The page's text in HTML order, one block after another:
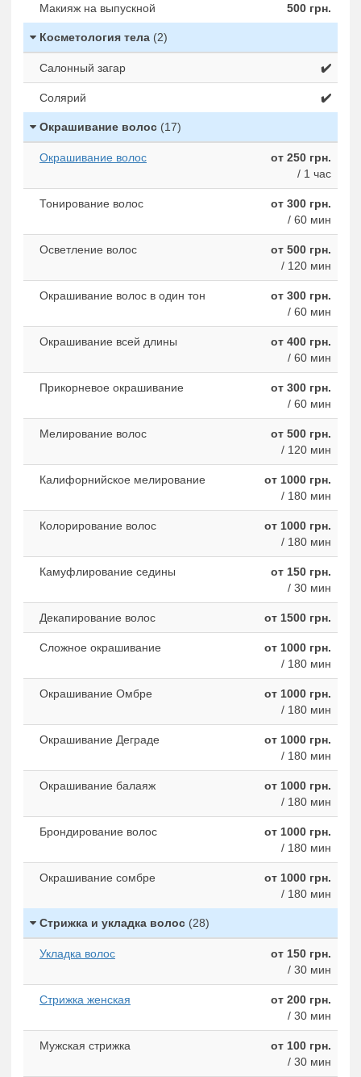
Макияж на выпускной 500 грн.
Косметология тела (2)
Салонный загар ✔️
Солярий ✔️
Окрашивание волос (17)
Окрашивание волос
от 250 грн.
/ 1 час
Тонирование волос
от 300 грн.
/ 60 мин
Осветление волос
от 500 грн.
/ 120 мин
Окрашивание волос в один тон
от 300 грн.
/ 60 мин
Окрашивание всей длины
от 400 грн.
/ 60 мин
Прикорневое окрашивание
от 300 грн.
/ 60 мин
Мелирование волос
от 500 грн.
/ 120 мин
Калифорнийское мелирование
от 1000 грн.
/ 180 мин
Колорирование волос
от 1000 грн.
/ 180 мин
Камуфлирование седины
от 150 грн.
/ 30 мин
Декапирование волос от 1500 грн.
Сложное окрашивание
от 1000 грн.
/ 180 мин
Окрашивание Омбре
от 1000 грн.
/ 180 мин
Окрашивание Деграде
от 1000 грн.
/ 180 мин
Окрашивание балаяж
от 1000 грн.
/ 180 мин
Брондирование волос
от 1000 грн.
/ 180 мин
Окрашивание сомбре
от 1000 грн.
/ 180 мин
Стрижка и укладка волос (28)
Укладка волос
от 150 грн.
/ 30 мин
Стрижка женская
от 200 грн.
/ 30 мин
Мужская стрижка
от 100 грн.
/ 30 мин